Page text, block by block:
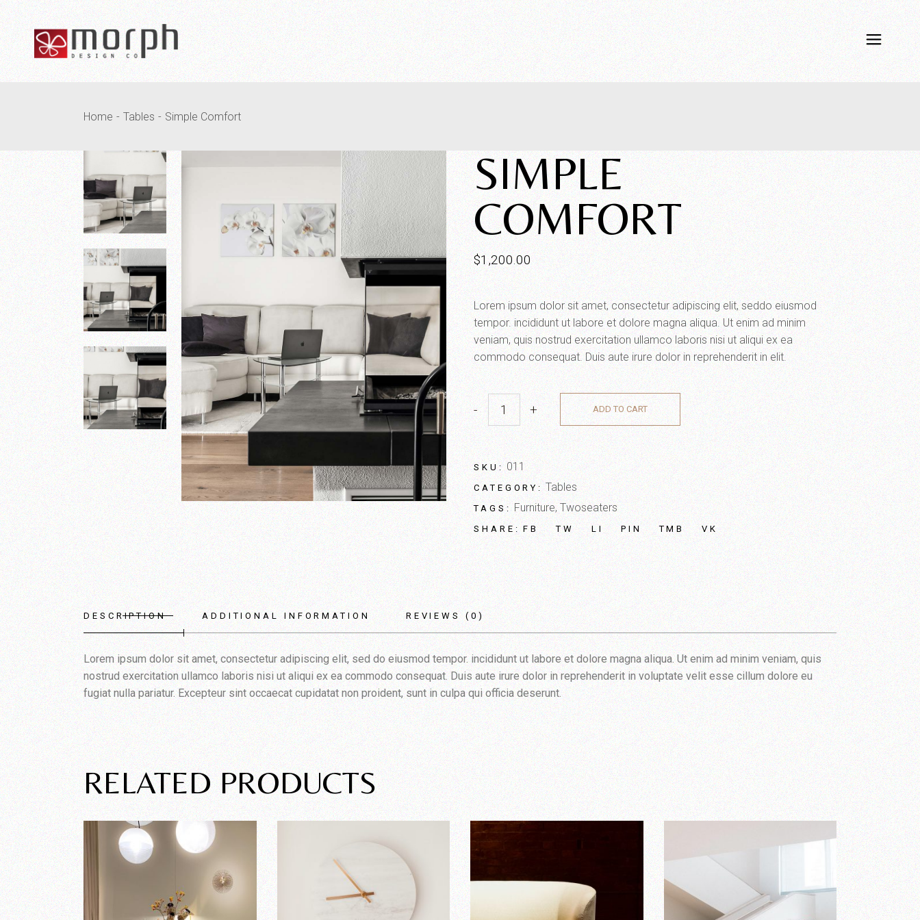
Home Tables Simple Comfort
SIMPLE
COMFORT
$1,200.00
Lorem ipsum dolor sit amet, consectetur adipiscing elit, seddo eiusmod
tempor. incididunt ut labore et dolore magna aliqua. Ut enim ad minim
veniam, quis nostrud exercitation ullamco laboris nisi ut aliqui ex ea
commodo consequat. Duis aute irure dolor in reprehenderit in elit.
- + ADD TO CART
SKU: 011
CATEGORY: Tables
TAGS: Furniture, Twoseaters
SHARE: FB TW LI PIN TMB VK
DESCRIPTION ADDITIONAL INFORMATION REVIEWS (0)
Lorem ipsum dolor sit amet, consectetur adipiscing elit, sed do eiusmod tempor. incididunt ut labore et dolore magna aliqua. Ut enim ad minim veniam, quis
nostrud exercitation ullamco laboris nisi ut aliqui ex ea commodo consequat. Duis aute irure dolor in reprehenderit in voluptate velit esse cillum dolore eu
fugiat nulla pariatur. Excepteur sint occaecat cupidatat non proident, sunt in culpa qui officia deserunt.
RELATED PRODUCTS